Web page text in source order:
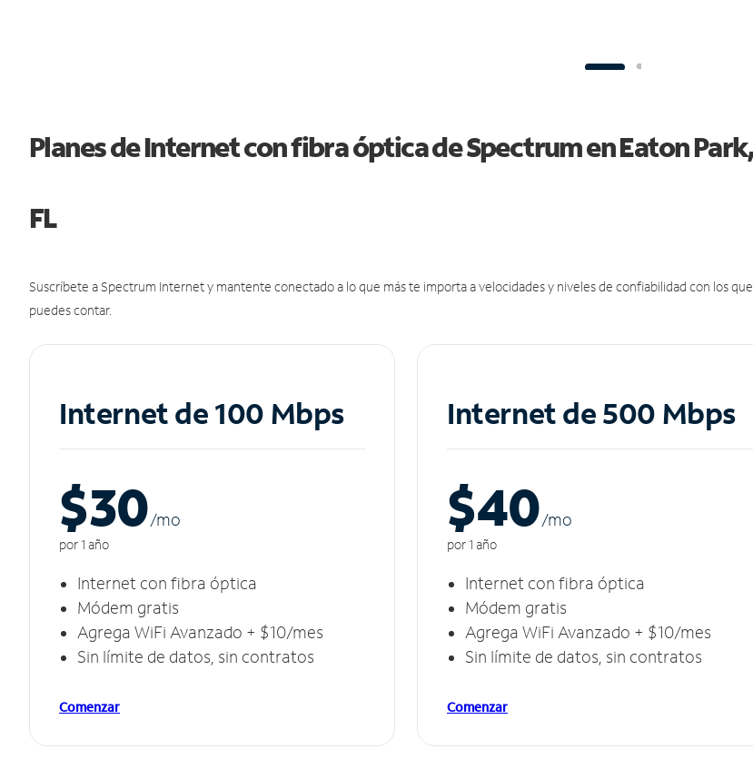
Planes de Internet con fibra óptica de Spectrum en Eaton
FL
Suscríbete a Spectrum Internet y mantente conectado a lo que más te importa a velocidades y niveles de confiabilidad con los que
puedes contar.
Internet de 100 Mbps
$30/mo
por 1 año
Internet con fibra óptica
Módem gratis
Agrega WiFi Avanzado + $10/mes
Sin límite de datos, sin contratos
Comenzar
Internet de 500 Mbps
$40/mo
por 1 año
Internet con fibra óptica
Módem gratis
Agrega WiFi Avanzado + $10/mes
Sin límite de datos, sin contratos
Comenzar